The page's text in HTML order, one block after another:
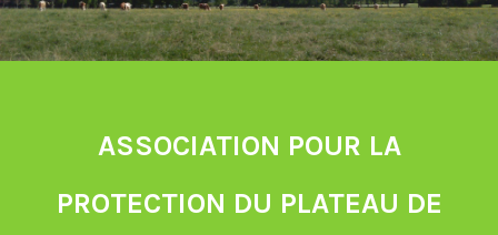
ASSOCIATION POUR LA
PROTECTION DU PLATEAU DE